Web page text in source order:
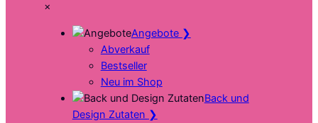
×
Angebote ❯
Abverkauf
Bestseller
Neu im Shop
Back und
Design Zutaten ❯